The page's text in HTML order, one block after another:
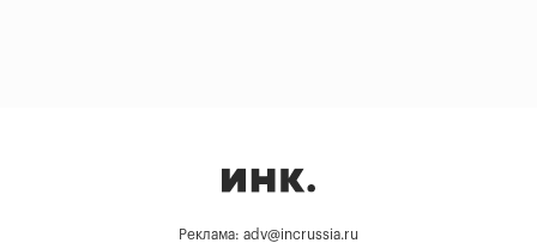
Реклама: adv@incrussia.ru